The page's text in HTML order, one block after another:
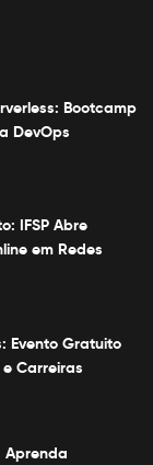
Bootcamp
DevOps
IFSP Abre
em Redes
Evento Gratuito
e Carreiras
Aprenda